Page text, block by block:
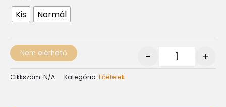
Kis Normál
- +
Nem elérhető
Cikkszám: N/A Kategória: Főételek